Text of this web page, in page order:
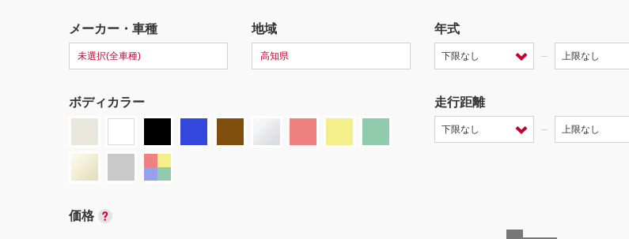
メーカー・車種
未選択(全車種)
地域
高知県
年式
－
ボディカラー
走行距離
－
価格